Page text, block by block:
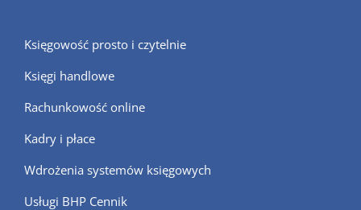
Księgowość prosto i czytelnie
Księgi handlowe
Rachunkowość online
Kadry i płace
Wdrożenia systemów księgowych
Usługi BHP Cennik